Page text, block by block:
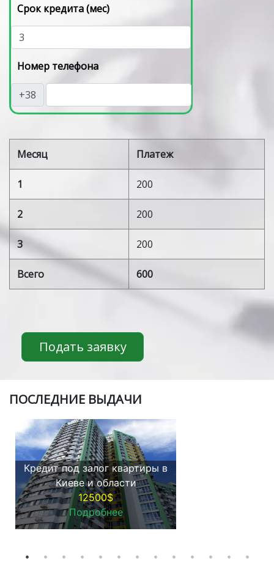
Срок кредита (мес)
Номер телефона
+38
Месяц Платеж
1 200
2 200
3 200
Всего 600
Подать заявку
ПOСЛЕДНИЕ ВЫДАЧИ
Кредит под залог квартиры в
Киеве и области
12500$
Подробнее